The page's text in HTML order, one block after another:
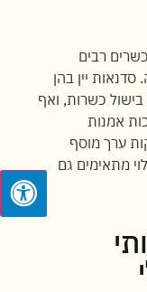
רבים
יין בהן
בישול כשרות, ואף
אמנות
ערך מוסף
מתאימים גם